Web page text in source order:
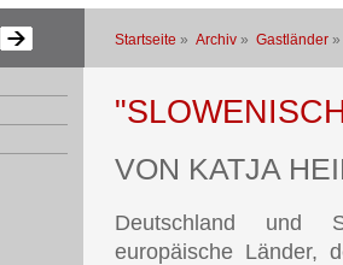
Startseite » Archiv» Gastländer
VON KATJA
Deutschland und
europäische Länder,